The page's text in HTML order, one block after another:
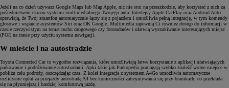
Jeżeli na co dzień używasz Google Maps lub Map Apple, nic nie stoi na przeszkodzie, aby korzystać z nich za
pośrednictwem ekranu systemu multimedialnego Twojego auta. Interfejsy Apple CarPlay oraz Android Auto
sprawiają, że Twój smartfon automatycznie łączy się z pojazdem i umożliwia pełną integrację, w tym komendy
głosowe i wsparcie asystentów Siri oraz OK Google. Multimedia zapewnią Ci również dostęp do informacji w
czasie rzeczywistym na temat ruchu drogowego czy fotoradarów i ułatwią wyszukiwanie interesujących miejsc
(POI) na trasie przy użyciu systemu nawigacji.
W mieście i na autostradzie
Toyota Connected Car to wygodne rozwiązania, które umożliwiają łatwe korzystanie z aplikacji ułatwiających
parkowanie i podróżowanie autostradami. Apki takie jak Parkopedia pomagają szybko znaleźć wolne miejsce w
pobliżu celu podróży, oszczędzając czas. Z kolei integracja z systemem A4Go umożliwia automatyczne
rozliczanie opłat za przejazdy autostradą A4 bez konieczności zatrzymywania się przy bramkach, co przekłada
się na płynniejszą i bardziej komfortową jazdę.